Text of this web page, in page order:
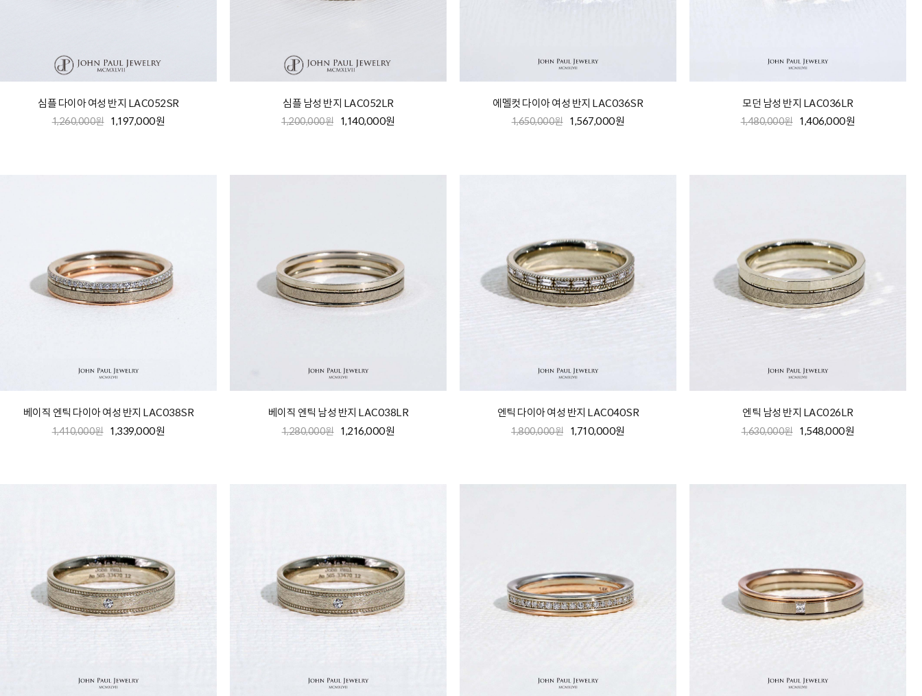
심플 다이아 여성 반지 LAC052SR
1,260,000원 1,197,000원
심플 남성 반지 LAC052LR
1,200,000원 1,140,000원
에멜컷 다이아 여성 반지 LAC036SR
1,650,000원 1,567,000원
모던 남성 반지 LAC036LR
1,480,000원 1,406,000원
베이직 엔틱 다이아 여성 반지 LAC038SR
1,410,000원 1,339,000원
베이직 엔틱 남성 반지 LAC038LR
1,280,000원 1,216,000원
엔틱 다이아 여성 반지 LAC040SR
1,800,000원 1,710,000원
엔틱 남성 반지 LAC026LR
1,630,000원 1,548,000원